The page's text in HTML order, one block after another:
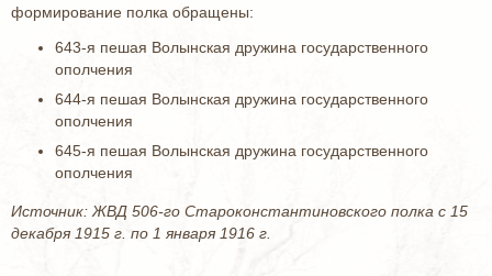
формирование полка обращены:
643-я пешая Волынская дружина государственного
ополчения
644-я пешая Волынская дружина государственного
ополчения
645-я пешая Волынская дружина государственного
ополчения
Источник: ЖВД 506-го Староконстантиновского полка с 15
декабря 1915 г. по 1 января 1916 г.